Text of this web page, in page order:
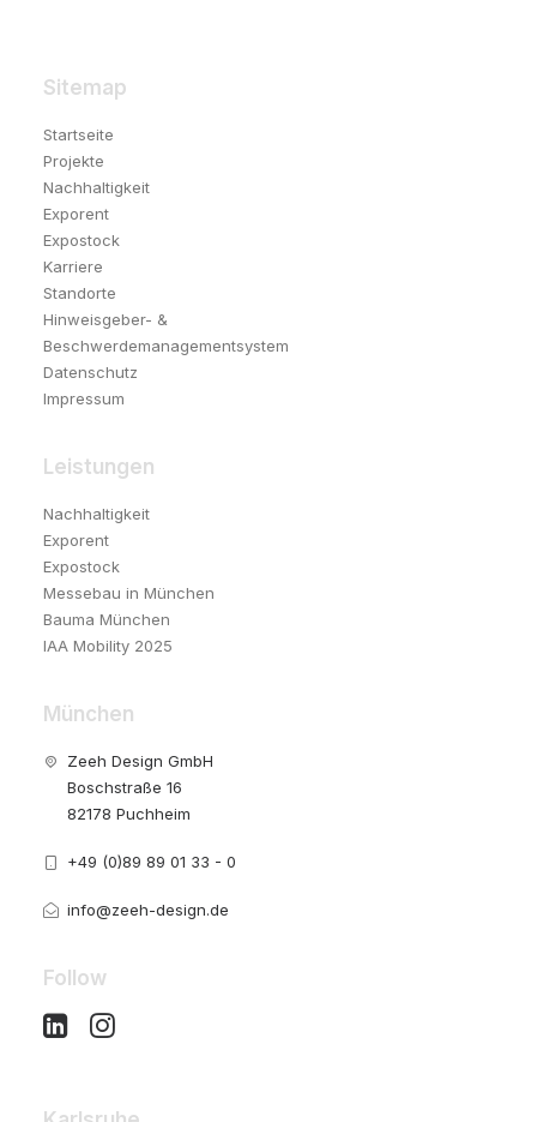
Sitemap
Startseite
Projekte
Nachhaltigkeit
Exporent
Expostock
Karriere
Standorte
Hinweisgeber- &
Beschwerdemanagementsystem
Datenschutz
Impressum
Leistungen
Nachhaltigkeit
Exporent
Expostock
Messebau in München
Bauma München
IAA Mobility 2025
München
Zeeh Design GmbH
Boschstraße 16
82178 Puchheim
+49 (0)89 89 01 33 - 0
info@zeeh-design.de
Follow